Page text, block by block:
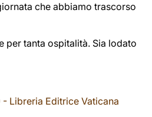
che abbiamo trascorso
per tanta ospitalità. Sia lodato
Libreria Editrice Vaticana